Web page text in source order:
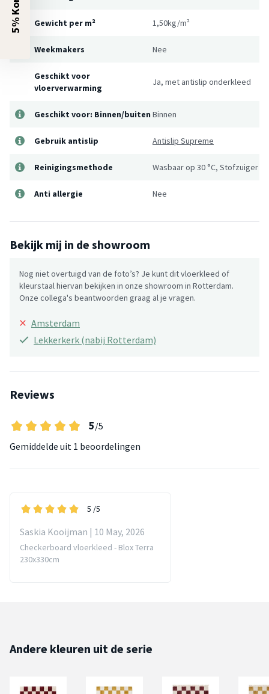
Gewicht per m² 1,50kg/m²
Weekmakers Nee
Geschikt voor
vloerverwarming
Ja, met antislip onderkleed
Geschikt voor: Binnen/buiten Binnen
Gebruik antislip Antislip Supreme
Reinigingsmethode Wasbaar op 30 °C, Stofzuiger
Anti allergie Nee
Bekijk mij in de showroom
Nog niet overtuigd van de foto’s? Je kunt dit vloerkleed of
kleurstaal hiervan bekijken in onze showroom in Rotterdam.
Onze collega's beantwoorden graag al je vragen.
× Amsterdam
Lekkerkerk (nabij Rotterdam)
Reviews
5/5
Gemiddelde uit 1 beoordelingen
5 /5
Saskia Kooijman | 10 May, 2026
Checkerboard vloerkleed - Blox Terra
230x330cm
Andere kleuren uit de serie